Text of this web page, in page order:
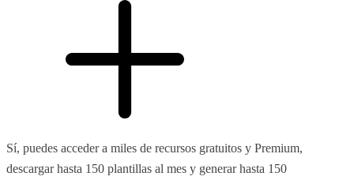
Sí, puedes acceder a miles de recursos gratuitos y Premium,
descargar hasta 150 plantillas al mes y generar hasta 150